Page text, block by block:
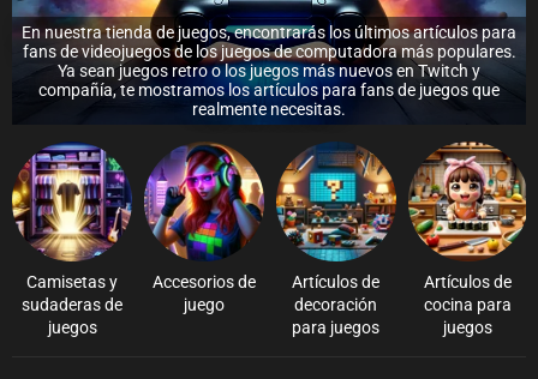
En nuestra tienda de juegos, encontrarás los últimos artículos para
fans de videojuegos de los juegos de computadora más populares.
Ya sean juegos retro o los juegos más nuevos en Twitch y
compañía, te mostramos los artículos para fans de juegos que
realmente necesitas.
Camisetas y
sudaderas de
juegos
Accesorios de
juego
Artículos de
decoración
para juegos
Artículos de
cocina para
juegos